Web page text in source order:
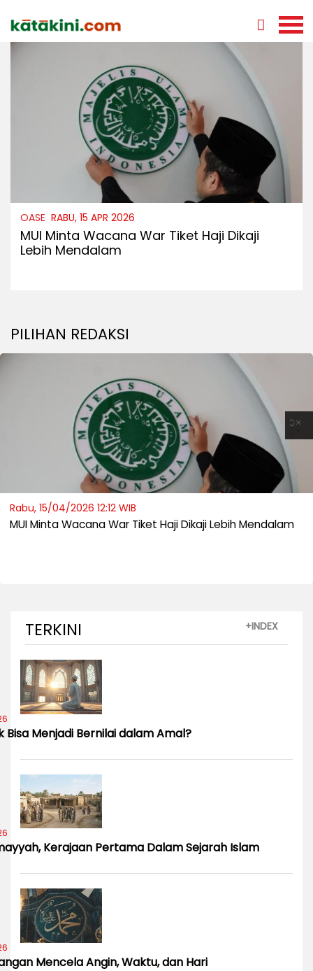
OASE RABU, 15 APR 2026
MUI Minta Wacana War Tiket Haji Dikaji
Lebih Mendalam
PILIHAN REDAKSI
Rabu, 15/04/2026 12:12 WIB
MUI Minta Wacana War Tiket Haji Dikaji Lebih Mendalam
TERKINI +INDEX
Bisa Menjadi Bernilai dalam Amal?
Kerajaan Pertama Dalam Sejarah Islam
Mencela Angin, Waktu, dan Hari